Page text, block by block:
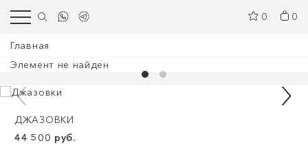
0 0
Главная
Элемент не найден
ДЖАЗОВКИ
44 500 руб.